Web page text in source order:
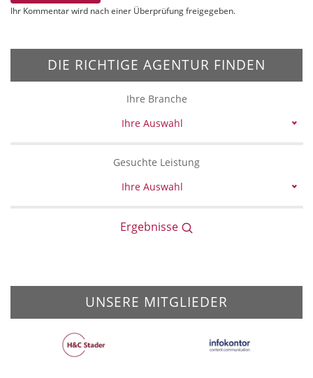
Ihr Kommentar wird nach einer Überprüfung freigegeben.
DIE RICHTIGE AGENTUR FINDEN
Ihre Branche
Ihre Auswahl
Gesuchte Leistung
Ihre Auswahl
Ergebnisse
UNSERE MITGLIEDER